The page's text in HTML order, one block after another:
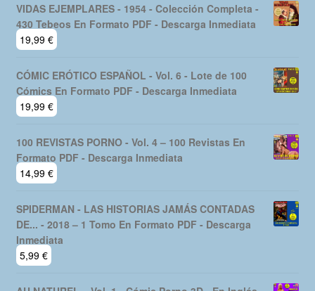
VIDAS EJEMPLARES - 1954 - Colección Completa -
430 Tebeos En Formato PDF - Descarga Inmediata
19,99 €
CÓMIC ERÓTICO ESPAÑOL - Vol. 6 - Lote de 100
Cómics En Formato PDF - Descarga Inmediata
19,99 €
100 REVISTAS PORNO - Vol. 4 – 100 Revistas En
Formato PDF - Descarga Inmediata
14,99 €
SPIDERMAN - LAS HISTORIAS JAMÁS CONTADAS
DE... - 2018 – 1 Tomo En Formato PDF - Descarga
Inmediata
5,99 €